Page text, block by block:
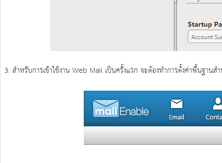
3. สำหรับการเข้าใช้งาน Web Mail เป็นครั้งแรก จะต้องทำการตั้งค่าพื้นฐ